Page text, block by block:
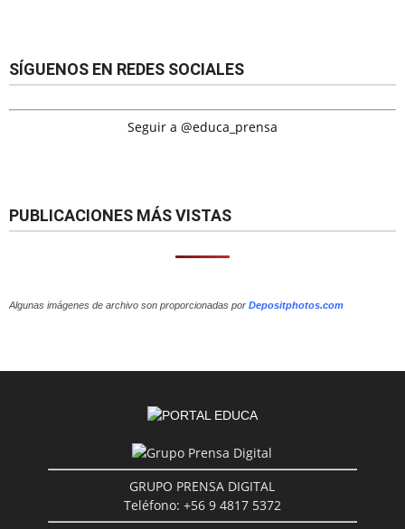
SÍGUENOS EN REDES SOCIALES
Seguir a @educa_prensa
PUBLICACIONES MÁS VISTAS
Algunas imágenes de archivo son proporcionadas por Depositphotos.com
GRUPO PRENSA DIGITAL
Teléfono: +56 9 4817 5372